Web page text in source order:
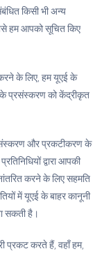
किसी भी अन्य
हम आपको सूचित किए
के लिए, हम यूएई के
के प्रसंस्करण को केंद्रीकृत
और प्रकटीकरण के
द्वारा आपकी
करने के लिए सहमति
में यूएई के बाहर कानूनी
सकती है।
प्रकट करते हैं, वहाँ हम,